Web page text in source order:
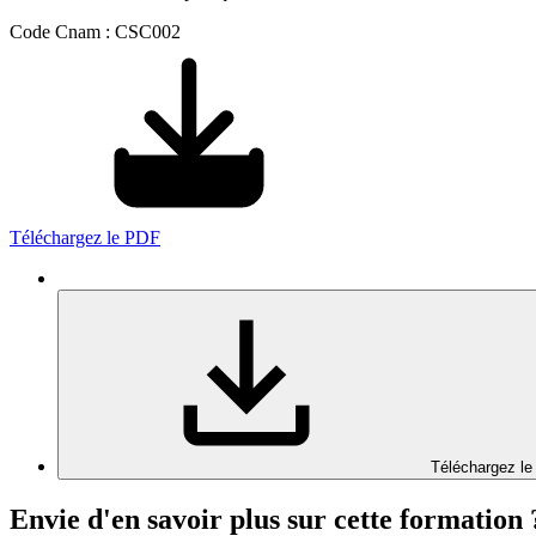
Code Cnam : CSC002
Téléchargez le PDF
Téléchargez le
Envie d'en savoir plus sur cette formation